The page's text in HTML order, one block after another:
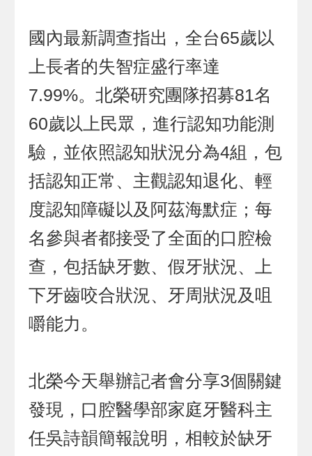
國內最新調查指出，全台65歲以
上長者的失智症盛行率達
7.99%。北榮研究團隊招募81名
60歲以上民眾，進行認知功能測
驗，並依照認知狀況分為4組，包
括認知正常、主觀認知退化、輕
度認知障礙以及阿茲海默症；每
名參與者都接受了全面的口腔檢
查，包括缺牙數、假牙狀況、上
下牙齒咬合狀況、牙周狀況及咀
嚼能力。
北榮今天舉辦記者會分享3個關鍵
發現，口腔醫學部家庭牙醫科主
任吳詩韻簡報說明，相較於缺牙